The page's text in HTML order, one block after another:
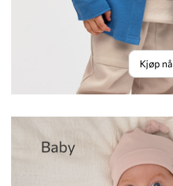
Kjøp nå